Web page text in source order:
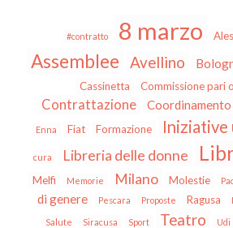
#contratto 8 marzo
Assemblee Avellino
Cassinetta
Commissione pari
Contrattazione Coordinamento
Enna Fiat Formazione Iniziative
cura Libreria delle donne
Melfi Memorie Milano Molestie
di genere
Pescara Proposte Ragusa
Salute Siracusa Sport Teatro Udi